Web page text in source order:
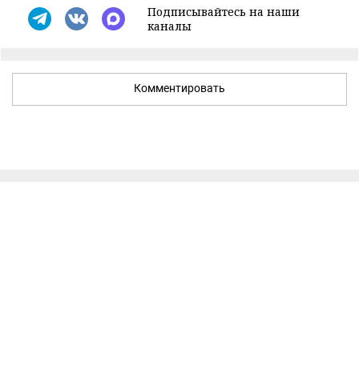
Подписывайтесь на наши
каналы
Комментировать